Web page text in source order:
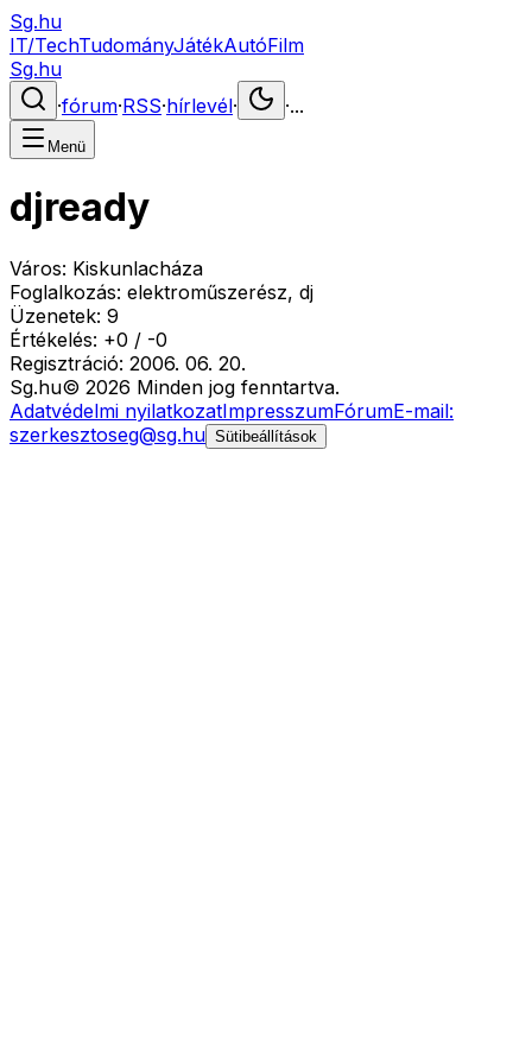
Sg.hu
IT/TechTudományJátékAutóFilm
Sg.hu
·fórum·RSS·hírlevél· ·...
Menü
djready
Város: Kiskunlacháza
Foglalkozás: elektroműszerész, dj
Üzenetek: 9
Értékelés: +0 / -0
Regisztráció: 2006. 06. 20.
Sg.hu© 2026 Minden jog fenntartva.
Adatvédelmi nyilatkozatImpresszumFórumE-mail:
szerkesztoseg@sg.hu Sütibeállítások